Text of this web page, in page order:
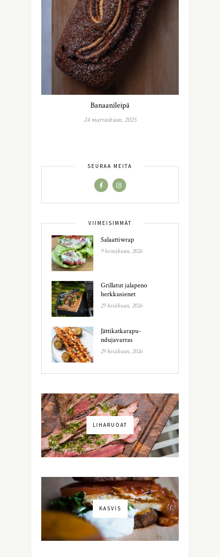
Banaanileipä
24 marraskuun, 2025
SEURAA MEITÄ
VIIMEISIMMÄT
Salaattiwrap
9 heinäkuun, 2026
Grillatut jalapeno
herkkusienet
29 kesäkuun, 2026
Jättikatkarapu-
ndujavarras
29 kesäkuun, 2026
LIHARUOAT
KASVIS